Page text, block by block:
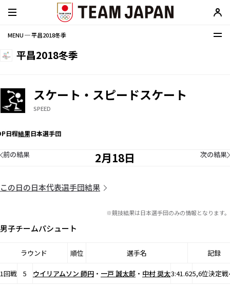
MENU ─ 平昌2018冬季
平昌2018冬季
スケート・スピードスケート
SPEED
日程結果日本選手団
2月18日
前の結果 次の結果
この日の日本代表選手団結果
※競技結果は日本選手団のみの情報となります。
男子チームパシュート
ラウンド 順位 選手名 記録
1回戦 5 ウイリアムソン 師円 ・ 一戸 誠太郎 ・ 中村 奨太3:41.625,6位決定